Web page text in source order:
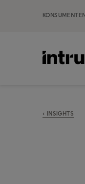
KONSUMENTEN
‹ INSIGHTS